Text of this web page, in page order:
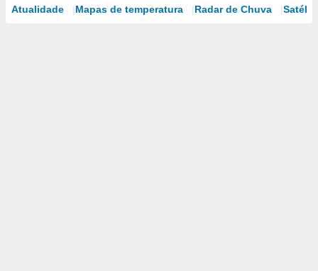
Atualidade Mapas de temperatura Radar de Chuva